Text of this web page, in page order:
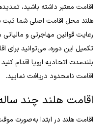
اقامت معتبر داشته باشید،
هلند محل اقامت اصلی شما ثبت
رعایت قوانین مهاجرتی و
تکمیل این دوره، می‌توانید برای
بلندمدت اتحادیه اروپا اقدام
اقامت نامحدود دریافت نمایید.
اقامت هلند چند
اقامت هلند در ابتدا به‌صورت